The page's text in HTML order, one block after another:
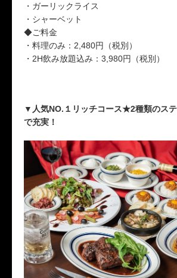
・ガーリックライス
・シャーベット
◆ご料金
・料理のみ：2,480円（税別）
・2H飲み放題込み：3,980円（税別）
▼人気NO.１リッチコース★2種類のステ
で充実！